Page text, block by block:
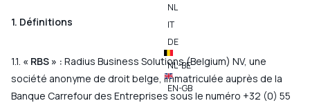
NL
IT
DE
NL-BE
EN-GB
1. Définitions
1.1. « RBS » : Radius Business Solutions (Belgium) NV, une
société anonyme de droit belge, immatriculée auprès de la
Banque Carrefour des Entreprises sous le numéro +32 (0) 55